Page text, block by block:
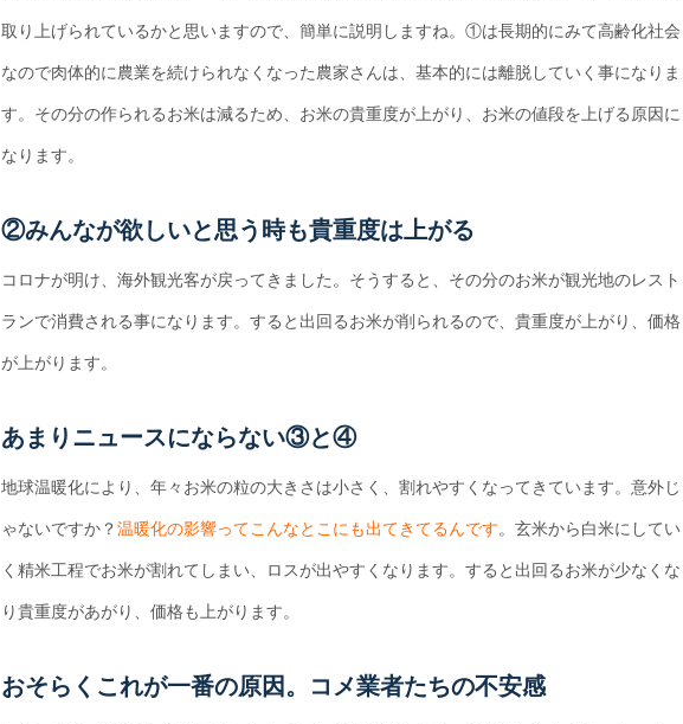
取り上げられているかと思いますので、簡単に説明しますね。①は長期的にみて高齢化社会
なので肉体的に農業を続けられなくなった農家さんは、基本的には離脱していく事になりま
す。その分の作られるお米は減るため、お米の貴重度が上がり、お米の値段を上げる原因に
なります。
②みんなが欲しいと思う時も貴重度は上がる
コロナが明け、海外観光客が戻ってきました。そうすると、その分のお米が観光地のレスト
ランで消費される事になります。すると出回るお米が削られるので、貴重度が上がり、価格
が上がります。
あまりニュースにならない③と④
地球温暖化により、年々お米の粒の大きさは小さく、割れやすくなってきています。意外じ
ゃないですか？温暖化の影響ってこんなとこにも出てきてるんです。玄米から白米にしてい
く精米工程でお米が割れてしまい、ロスが出やすくなります。すると出回るお米が少なくな
り貴重度があがり、価格も上がります。
おそらくこれが一番の原因。コメ業者たちの不安感